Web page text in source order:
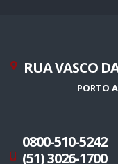
RUA VASCO
PORTO
0800-510-5242
(51) 3026-1700